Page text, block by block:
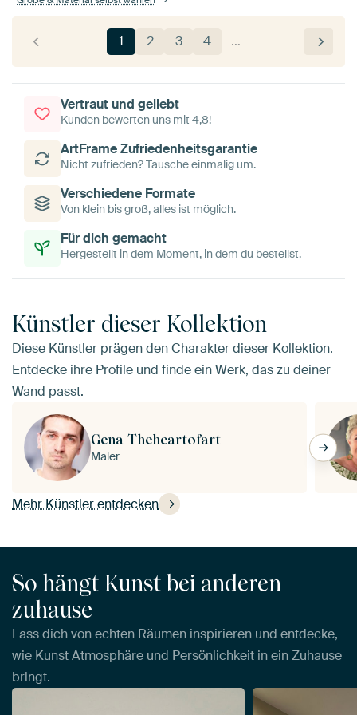
1 2 3 4 …
Vertraut und geliebt
Kunden bewerten uns mit 4,8!
ArtFrame Zufriedenheitsgarantie
Nicht zufrieden? Tausche einmalig um.
Verschiedene Formate
Von klein bis groß, alles ist möglich.
Für dich gemacht
Hergestellt in dem Moment, in dem du bestellst.
Künstler dieser Kollektion
Diese Künstler prägen den Charakter dieser Kollektion.
Entdecke ihre Profile und finde ein Werk, das zu deiner
Wand passt.
Mehr Künstler entdecken
Gena Theheartofart
Maler
So hängt Kunst bei anderen
zuhause
Lass dich von echten Räumen inspirieren und entdecke,
wie Kunst Atmosphäre und Persönlichkeit in ein Zuhause
bringt.